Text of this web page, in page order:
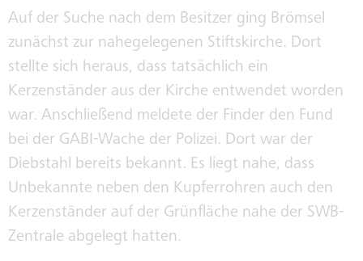
Auf der Suche nach dem Besitzer ging Brömsel
zunächst zur nahegelegenen Stiftskirche. Dort
stellte sich heraus, dass tatsächlich ein
Kerzenständer aus der Kirche entwendet worden
war. Anschließend meldete der Finder den Fund
bei der GABI-Wache der Polizei. Dort war der
Diebstahl bereits bekannt. Es liegt nahe, dass
Unbekannte neben den Kupferrohren auch den
Kerzenständer auf der Grünfläche nahe der SWB-
Zentrale abgelegt hatten.